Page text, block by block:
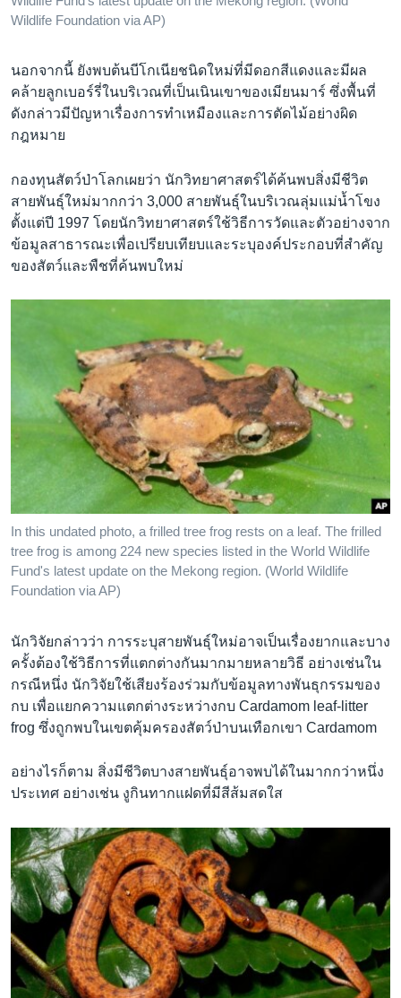
Wildlife Foundation via AP)
นอกจากนี้ ยังพบต้นบีโกเนียชนิดใหม่ที่มีดอกสีแดงและมีผล
คล้ายลูกเบอร์รี่ในบริเวณที่เป็นเนินเขาของเมียนมาร์ ซึ่งพื้นที่
ดังกล่าวมีปัญหาเรื่องการทำเหมืองและการตัดไม้อย่างผิด
กฎหมาย
กองทุนสัตว์ป่าโลกเผยว่า นักวิทยาศาสตร์ได้ค้นพบสิ่งมีชีวิต
สายพันธุ์ใหม่มากกว่า 3,000 สายพันธุ์ในบริเวณลุ่มแม่น้ำโขง
ตั้งแต่ปี 1997 โดยนักวิทยาศาสตร์ใช้วิธีการวัดและตัวอย่างจาก
ข้อมูลสาธารณะเพื่อเปรียบเทียบและระบุองค์ประกอบที่สำคัญ
ของสัตว์และพืชที่ค้นพบใหม่
In this undated photo, a frilled tree frog rests on a leaf. The frilled
tree frog is among 224 new species listed in the World Wildlife
Fund's latest update on the Mekong region. (World Wildlife
Foundation via AP)
นักวิจัยกล่าวว่า การระบุสายพันธุ์ใหม่อาจเป็นเรื่องยากและบาง
ครั้งต้องใช้วิธีการที่แตกต่างกันมากมายหลายวิธี อย่างเช่นใน
กรณีหนึ่ง นักวิจัยใช้เสียงร้องร่วมกับข้อมูลทางพันธุกรรมของ
กบ เพื่อแยกความแตกต่างระหว่างกบ Cardamom leaf-litter
frog ซึ่งถูกพบในเขตคุ้มครองสัตว์ป่าบนเทือกเขา Cardamom
อย่างไรก็ตาม สิ่งมีชีวิตบางสายพันธุ์อาจพบได้ในมากกว่าหนึ่ง
ประเทศ อย่างเช่น งูกินทากแฝดที่มีสีส้มสดใส